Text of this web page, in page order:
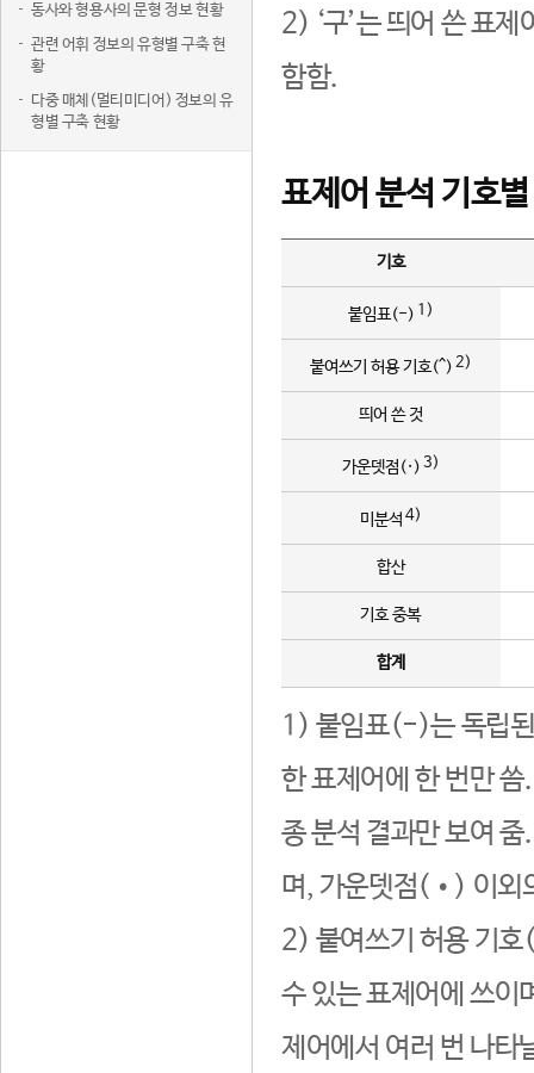
동사와 형용사의 문형 정보 현황
관련 어휘 정보의 유형별 구축 현
황
다중 매체(멀티미디어) 정보의 유
형별 구축 현황
2) ‘구’는 띄어 쓴 표
함함.
표제어 분석 기호
기호
붙임표(-) 1)
붙여쓰기 허용 기호(^) 2)
띄어 쓴 것
가운뎃점(·) 3)
미분석 4)
합산
기호 중복
합계
1) 붙임표(-)는 독립된
한 표제어에 한 번만
종 분석 결과만 보여
며, 가운뎃점(•) 이외
2) 붙여쓰기 허용 기호
수 있는 표제어에 쓰이
제어에서 여러 번 나타